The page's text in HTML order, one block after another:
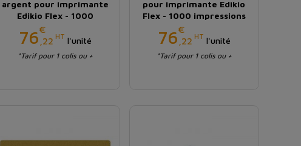
argent pour imprimante
Edikio Flex - 1000
impressions
76€
,22 HT l'unité
*Tarif pour 1 colis ou +
pour imprimante Edikio
Flex - 1000 impressions
76€
,22 HT l'unité
*Tarif pour 1 colis ou +